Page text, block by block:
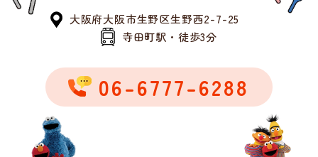
大阪府大阪市生野区生野西2-7-25
寺田町駅・徒歩3分
06-6777-6288